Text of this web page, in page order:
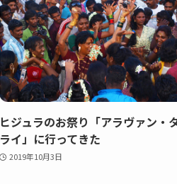
ヒジュラのお祭り「アラヴァン・
ライ」に行ってきた
2019年10月3日